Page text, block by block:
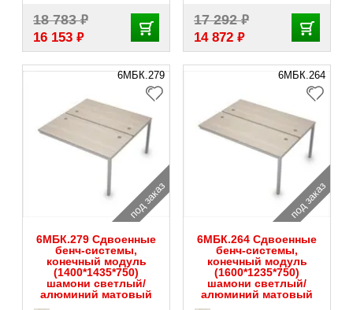
18 783₽
16 153 ₽
17 292₽
14 872 ₽
6МБК.279
под заказ
6МБК.279 Сдвоенные
бенч-системы,
конечный модуль
(1400*1435*750)
шамони светлый/
алюминий матовый
6МБК.264
под заказ
6МБК.264 Сдвоенные
бенч-системы,
конечный модуль
(1600*1235*750)
шамони светлый/
алюминий матовый